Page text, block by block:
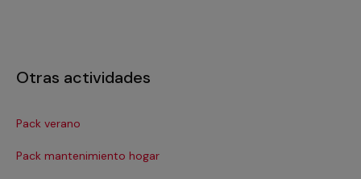
Otras actividades
Pack verano
Pack mantenimiento hogar